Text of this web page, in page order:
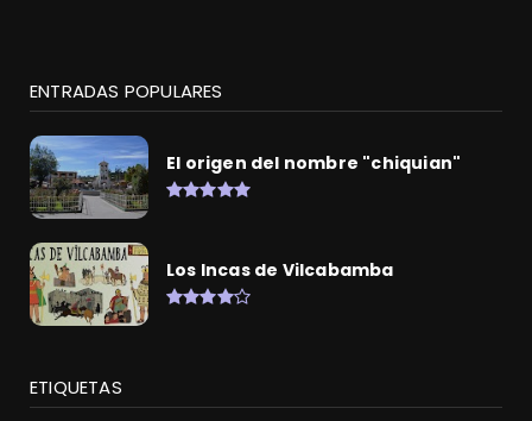
ENTRADAS POPULARES
El origen del nombre "chiquian"
Los Incas de Vilcabamba
ETIQUETAS